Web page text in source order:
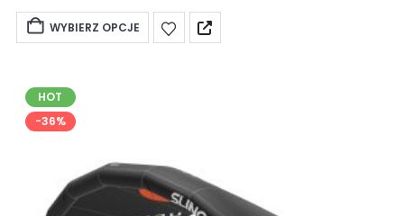
WYBIERZ OPCJE
HOT
-36%